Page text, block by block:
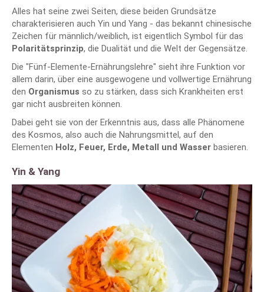
Alles hat seine zwei Seiten, diese beiden Grundsätze
charakterisieren auch Yin und Yang - das bekannt chinesische
Zeichen für männlich/weiblich, ist eigentlich Symbol für das
Polaritätsprinzip, die Dualität und die Welt der Gegensätze.
Die "Fünf-Elemente-Ernährungslehre" sieht ihre Funktion vor
allem darin, über eine ausgewogene und vollwertige Ernährung
den Organismus so zu stärken, dass sich Krankheiten erst
gar nicht ausbreiten können.
Dabei geht sie von der Erkenntnis aus, dass alle Phänomene
des Kosmos, also auch die Nahrungsmittel, auf den
Elementen Holz, Feuer, Erde, Metall und Wasser basieren.
Yin & Yang